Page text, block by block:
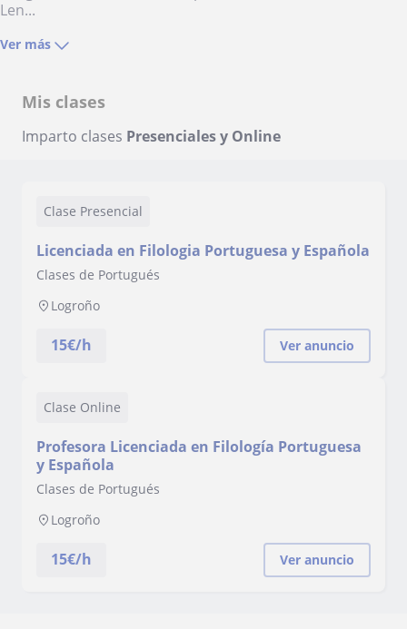
Len...
Ver más
Mis clases
Imparto clases Presenciales y Online
Clase Presencial
Licenciada en Filologia Portuguesa y Española
Clases de Portugués
Logroño
15€/h Ver anuncio
Clase Online
Profesora Licenciada en Filología Portuguesa
y Española
Clases de Portugués
Logroño
15€/h Ver anuncio